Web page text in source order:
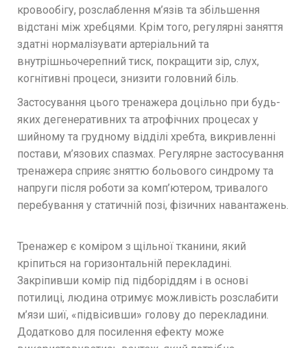
кровообігу, розслаблення м’язів та збільшення
відстані між хребцями. Крім того, регулярні заняття
здатні нормалізувати артеріальний та
внутрішньочерепний тиск, покращити зір, слух,
когнітивні процеси, знизити головний біль.
Застосування цього тренажера доцільно при будь-
яких дегенеративних та атрофічних процесах у
шийному та грудному відділі хребта, викривленні
постави, м’язових спазмах. Регулярне застосування
тренажера сприяє зняттю больового синдрому та
напруги після роботи за комп’ютером, тривалого
перебування у статичній позі, фізичних навантажень.
Тренажер є коміром з щільної тканини, який
кріпиться на горизонтальній перекладині.
Закріпивши комір під підборіддям і в основі
потилиці, людина отримує можливість розслабити
м’язи шиї, «підвісивши» голову до перекладини.
Додатково для посилення ефекту може